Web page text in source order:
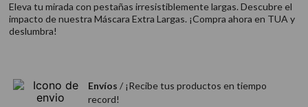
Eleva tu mirada con pestañas irresistiblemente largas. Descubre el
impacto de nuestra Máscara Extra Largas. ¡Compra ahora en TUA y
deslumbra!
Envíos / ¡Recibe tus productos en tiempo
record!
8. loreal
9. acondicionador